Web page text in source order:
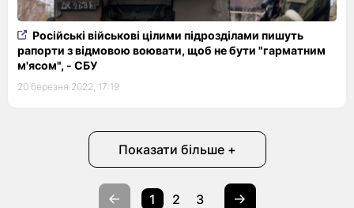
Російські військові цілими підрозділами пишуть
рапорти з відмовою воювати, щоб не бути "гарматним
м'ясом", - СБУ
20 березня 2022, 17:19
Показати більше +
1 2 3